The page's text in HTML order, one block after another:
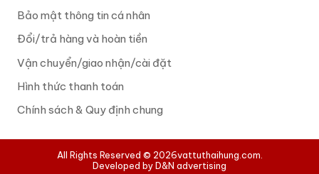
Bảo mật thông tin cá nhân
Đổi/trả hàng và hoàn tiền
Vận chuyển/giao nhận/cài đặt
Hình thức thanh toán
Chính sách & Quy định chung
All Rights Reserved © 2026vattuthaihung.com.
Developed by D&N advertising